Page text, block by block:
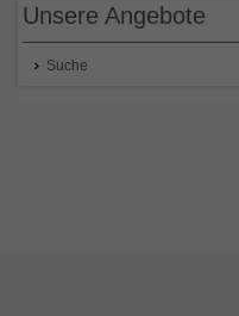
Unsere Angebote
Suche